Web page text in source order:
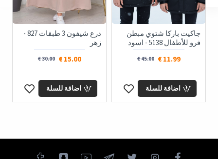
جاكيت باركا شتوي مبطن
فرو للأطفال 5138 - اسود
11.99 €
45.00 €
اضافة للسلة
درع شيفون 3 طبقات 827 -
زهر
15.00 €
30.00 €
اضافة للسلة